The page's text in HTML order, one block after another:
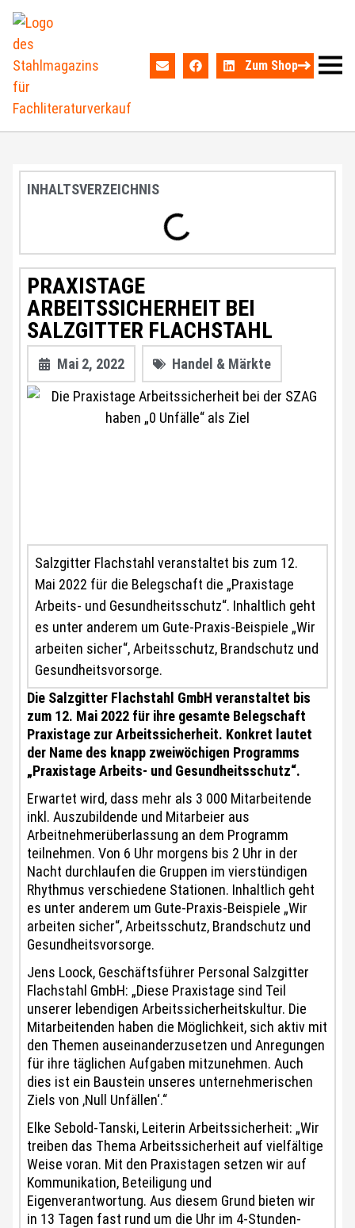
Zum Shop
PRAXISTAGE
ARBEITSSICHERHEIT BEI
SALZGITTER FLACHSTAHL
Mai 2, 2022 Handel & Märkte
Salzgitter Flachstahl veranstaltet bis zum 12.
Mai 2022 für die Belegschaft die „Praxistage
Arbeits- und Gesundheitsschutz“. Inhaltlich geht
es unter anderem um Gute-Praxis-Beispiele „Wir
arbeiten sicher“, Arbeitsschutz, Brandschutz und
Gesundheitsvorsorge.
Die Salzgitter Flachstahl GmbH veranstaltet bis
zum 12. Mai 2022 für ihre gesamte Belegschaft
Praxistage zur Arbeitssicherheit. Konkret lautet
der Name des knapp zweiwöchigen Programms
„Praxistage Arbeits- und Gesundheitsschutz“.
Erwartet wird, dass mehr als 3 000 Mitarbeitende
inkl. Auszubildende und Mitarbeier aus
Arbeitnehmerüberlassung an dem Programm
teilnehmen. Von 6 Uhr morgens bis 2 Uhr in der
Nacht durchlaufen die Gruppen im vierstündigen
Rhythmus verschiedene Stationen. Inhaltlich geht
es unter anderem um Gute-Praxis-Beispiele „Wir
arbeiten sicher“, Arbeitsschutz, Brandschutz und
Gesundheitsvorsorge.
Jens Loock, Geschäftsführer Personal Salzgitter
Flachstahl GmbH: „Diese Praxistage sind Teil
unserer lebendigen Arbeitssicherheitskultur. Die
Mitarbeitenden haben die Möglichkeit, sich aktiv mit
den Themen auseinanderzusetzen und Anregungen
für ihre täglichen Aufgaben mitzunehmen. Auch
dies ist ein Baustein unseres unternehmerischen
Ziels von ‚Null Unfällen‘.“
Elke Sebold-Tanski, Leiterin Arbeitssicherheit: „Wir
treiben das Thema Arbeitssicherheit auf vielfältige
Weise voran. Mit den Praxistagen setzen wir auf
Kommunikation, Beteiligung und
Eigenverantwortung. Aus diesem Grund bieten wir
in 13 Tagen fast rund um die Uhr im 4-Stunden-
INHALTSVERZEICHNIS